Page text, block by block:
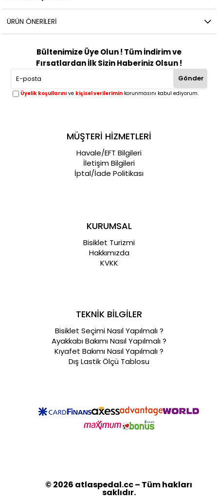
ÜRÜN ÖNERILERI
Bültenimize Üye Olun ! Tüm İndirim ve
Fırsatlardan İlk Sizin Haberiniz Olsun !
Gönder
Üyelik koşullarını ve kişisel verilerimin korunmasını kabul ediyorum.
MÜŞTERİ HİZMETLERİ
Havale/EFT Bilgileri
İletişim Bilgileri
İptal/İade Politikası
KURUMSAL
Bisiklet Turizmi
Hakkımızda
KVKK
TEKNİK BİLGİLER
Bisiklet Seçimi Nasıl Yapılmalı ?
Ayakkabı Bakımı Nasıl Yapılmalı ?
Kıyafet Bakımı Nasıl Yapılmalı ?
Dış Lastik Ölçü Tablosu
© 2026 atlaspedal.cc – Tüm hakları
saklıdır.